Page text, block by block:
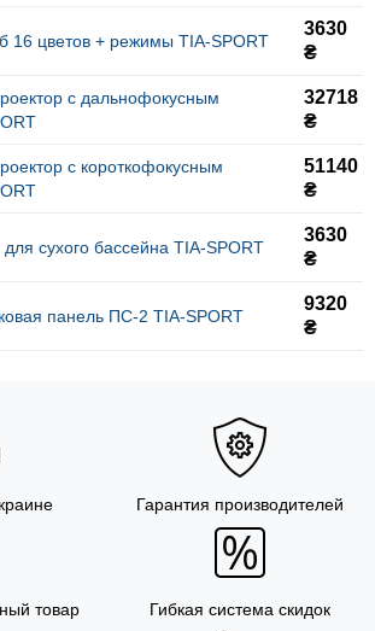
16 цветов + режимы TIA-SPORT
3630
₴
с дальнофокусным
32718
₴
с короткофокусным
51140
₴
сухого бассейна TIA-SPORT
3630
₴
панель ПС-2 TIA-SPORT
9320
₴
Гарантия производителей
товар Гибкая система скидок